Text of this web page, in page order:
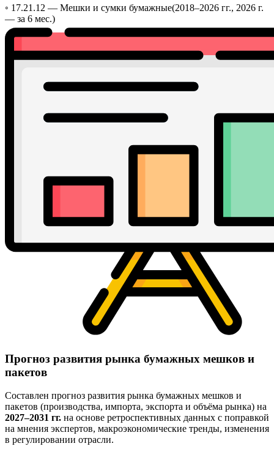
◦ 17.21.12 — Мешки и сумки бумажные(2018–2026 гг., 2026 г.
— за 6 мес.)
Прогноз развития рынка бумажных мешков и
пакетов
Составлен прогноз развития рынка бумажных мешков и
пакетов (производства, импорта, экспорта и объёма рынка) на
2027–2031 гг. на основе ретроспективных данных с поправкой
на мнения экспертов, макроэкономические тренды, изменения
в регулировании отрасли.